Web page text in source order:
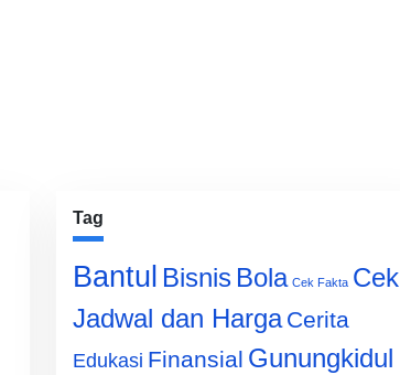
Tag
Bantul Bisnis Bola Cek Fakta Cek
Jadwal dan Harga Cerita
Edukasi Finansial Gunungkidul